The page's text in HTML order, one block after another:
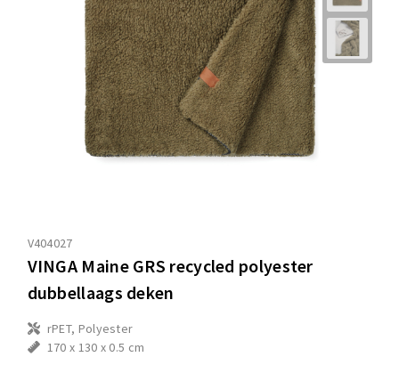
V404027
VINGA Maine GRS recycled polyester
dubbellaags deken
rPET, Polyester
170 x 130 x 0.5 cm